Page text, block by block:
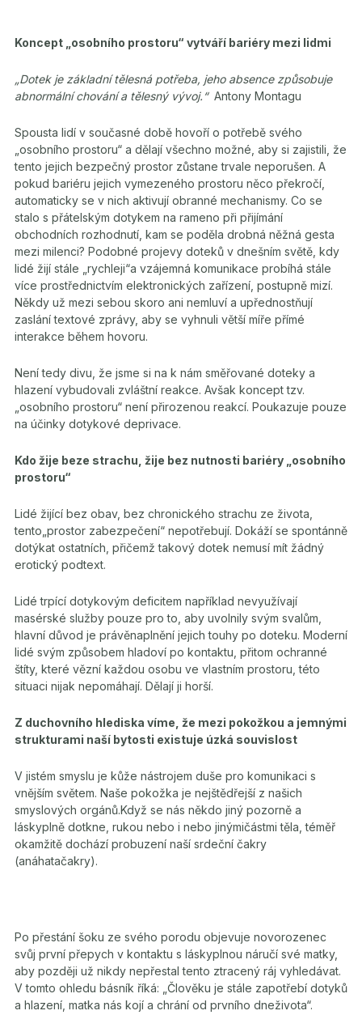
Koncept „osobního prostoru“ vytváří bariéry mezi lidmi
„Dotek je základní tělesná potřeba, jeho absence způsobuje
abnormální chování a tělesný vývoj.“ Antony Montagu
Spousta lidí v současné době hovoří o potřebě svého
„osobního prostoru“ a dělají všechno možné, aby si zajistili, že
tento jejich bezpečný prostor zůstane trvale neporušen. A
pokud bariéru jejich vymezeného prostoru něco překročí,
automaticky se v nich aktivují obranné mechanismy. Co se
stalo s přátelským dotykem na rameno při přijímání
obchodních rozhodnutí, kam se poděla drobná něžná gesta
mezi milenci? Podobné projevy doteků v dnešním světě, kdy
lidé žijí stále „rychleji“a vzájemná komunikace probíhá stále
více prostřednictvím elektronických zařízení, postupně mizí.
Někdy už mezi sebou skoro ani nemluví a upřednostňují
zaslání textové zprávy, aby se vyhnuli větší míře přímé
interakce během hovoru.
Není tedy divu, že jsme si na k nám směřované doteky a
hlazení vybudovali zvláštní reakce. Avšak koncept tzv.
„osobního prostoru“ není přirozenou reakcí. Poukazuje pouze
na účinky dotykové deprivace.
Kdo žije beze strachu, žije bez nutnosti bariéry „osobního
prostoru“
Lidé žijící bez obav, bez chronického strachu ze života,
tento„prostor zabezpečení“ nepotřebují. Dokáží se spontánně
dotýkat ostatních, přičemž takový dotek nemusí mít žádný
erotický podtext.
Lidé trpící dotykovým deficitem například nevyužívají
masérské služby pouze pro to, aby uvolnily svým svalům,
hlavní důvod je právěnaplnění jejich touhy po doteku. Moderní
lidé svým způsobem hladoví po kontaktu, přitom ochranné
štíty, které vězní každou osobu ve vlastním prostoru, této
situaci nijak nepomáhají. Dělají ji horší.
Z duchovního hlediska víme, že mezi pokožkou a jemnými
strukturami naší bytosti existuje úzká souvislost
V jistém smyslu je kůže nástrojem duše pro komunikaci s
vnějším světem. Naše pokožka je nejštědřejší z našich
smyslových orgánů.Když se nás někdo jiný pozorně a
láskyplně dotkne, rukou nebo i nebo jinýmičástmi těla, téměř
okamžitě dochází probuzení naší srdeční čakry
(anáhatačakry).
Po přestání šoku ze svého porodu objevuje novorozenec
svůj první přepych v kontaktu s láskyplnou náručí své matky,
aby později už nikdy nepřestal tento ztracený ráj vyhledávat.
V tomto ohledu básník říká: „Člověku je stále zapotřebí dotyků
a hlazení, matka nás kojí a chrání od prvního dneživota“.